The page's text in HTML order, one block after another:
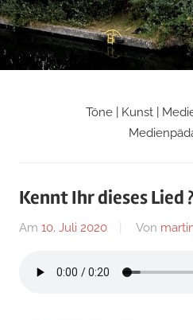
Zum
Inhalt
springen
Martin
Blog
Töne | Kunst |
Kennt Ihr dieses Lied
Am 10. Juli 2020 Von